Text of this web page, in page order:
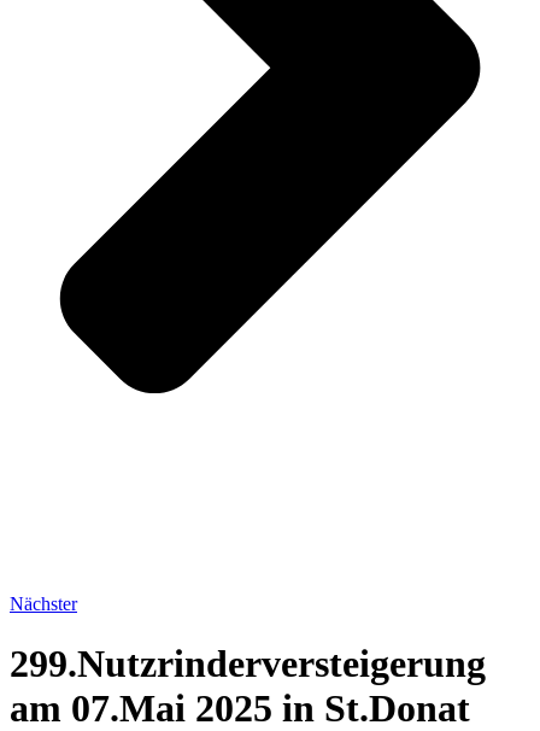
Nächster
299.Nutzrinderversteigerung
am 07.Mai 2025 in St.Donat